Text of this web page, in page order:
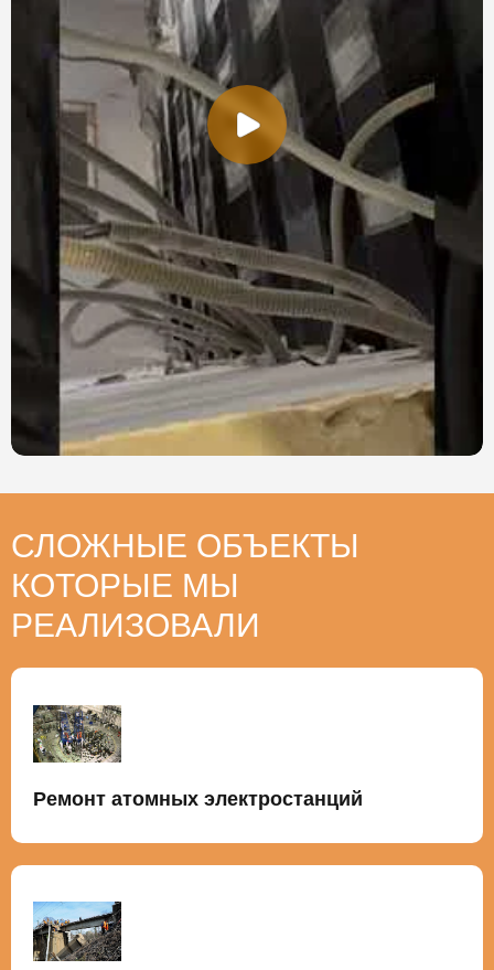
СЛОЖНЫЕ ОБЪЕКТЫ
КОТОРЫЕ МЫ
РЕАЛИЗОВАЛИ
Ремонт атомных электростанций